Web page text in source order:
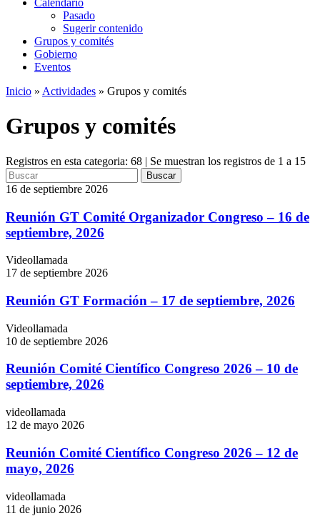
Calendario
Pasado
Sugerir contenido
Grupos y comités
Gobierno
Eventos
Inicio » Actividades » Grupos y comités
Grupos y comités
Registros en esta categoria: 68 | Se muestran los registros de 1 a 15
Buscar
16 de septiembre 2026
Reunión GT Comité Organizador Congreso – 16 de
septiembre, 2026
Videollamada
17 de septiembre 2026
Reunión GT Formación – 17 de septiembre, 2026
Videollamada
10 de septiembre 2026
Reunión Comité Científico Congreso 2026 – 10 de
septiembre, 2026
videollamada
12 de mayo 2026
Reunión Comité Científico Congreso 2026 – 12 de
mayo, 2026
videollamada
11 de junio 2026